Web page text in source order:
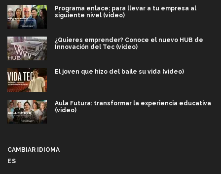
Programa enlace: para llevar a tu empresa al
siguiente nivel (video)
¿Quieres emprender? Conoce el nuevo HUB de
Innovación del Tec (video)
El joven que hizo del baile su vida (video)
Aula Futura: transformar la experiencia educativa
(video)
CAMBIAR IDIOMA
ES